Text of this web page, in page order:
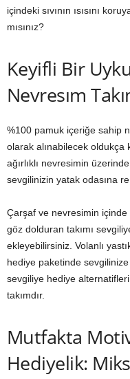
içindeki sıvının ısısını
mısınız?
Keyifli Bir
Nevresım
%100 pamuk içeriğe sahip
olarak alınabilecek oldukça
ağırlıklı nevresimin
sevgilinizin yatak odasına
Çarşaf ve nevresimin
göz dolduran takımı
ekleyebilirsiniz. Volanlı
hediye paketinde sevgilinize
sevgiliye hediye
takımdır.
Mutfakta
Hediyelik: